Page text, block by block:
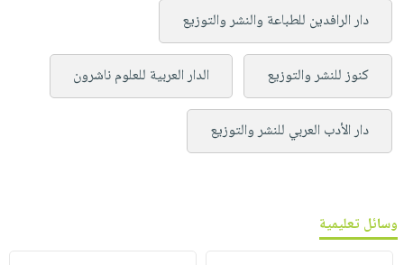
دار الرافدين للطباعة والنشر والتوزيع
كنوز للنشر والتوزيع الدار العربية للعلوم ناشرون
دار الأدب العربي للنشر والتوزيع
وسائل تعليمية